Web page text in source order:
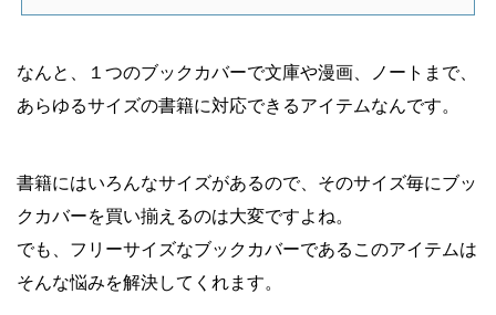
なんと、１つのブックカバーで文庫や漫画、ノートまで、
あらゆるサイズの書籍に対応できるアイテムなんです。
書籍にはいろんなサイズがあるので、そのサイズ毎にブッ
クカバーを買い揃えるのは大変ですよね。
でも、フリーサイズなブックカバーであるこのアイテムは
そんな悩みを解決してくれます。